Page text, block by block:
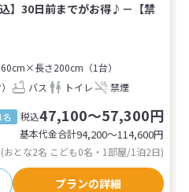
30日前までがお得♪－【禁
長さ200cm（1台）
バス トイレ 禁煙
名 税込47,100～57,300円
基本代金合計94,200〜114,600円
(おとな2名 こども0名・1部屋/1泊2日)
プランの詳細